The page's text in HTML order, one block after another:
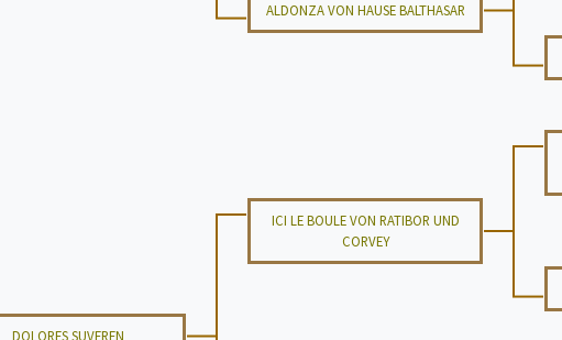
ALDONZA VON HAUSE BALTHASAR
ICI LE BOULE VON RATIBOR UND
CORVEY
DOLORES SUVEREN